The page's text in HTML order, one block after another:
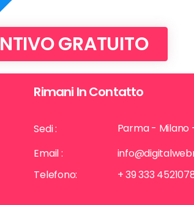
GRATUITO
Rimani In Contatto
Sedi :
Parma - Milano
Email :
Telefono:
+ 39 333